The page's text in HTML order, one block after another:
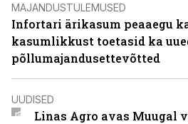
MAJANDUSTULEMUSED
Infortari ärikasum peaaegu
kasumlikkust toetasid ka
põllumajandusettevõtted
UUDISED
Linas Agro avas Muugal